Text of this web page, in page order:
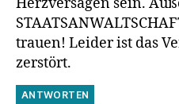
trauen! Leider ist das
zerstört.
ANTWORTEN